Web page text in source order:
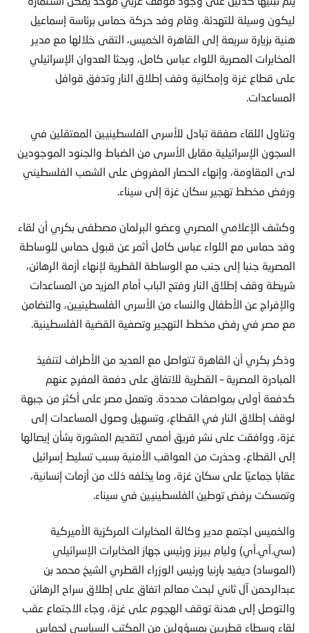
ليكون وسيلة للتهدئة. وقام وفد حركة حماس برئاسة إسماعيل
هنية بزيارة سريعة إلى القاهرة الخميس، التقى خلالها مع مدير
المخابرات المصرية اللواء عباس كامل، وبحثا العدوان الإسرائيلي
على قطاع غزة وإمكانية وقف إطلاق النار وتدفق قوافل
المساعدات.
وتناول اللقاء صفقة تبادل للأسرى الفلسطينيين المعتقلين في
السجون الإسرائيلية مقابل الأسرى من الضباط والجنود الموجودين
لدى المقاومة، وإنهاء الحصار المفروض على الشعب الفلسطيني
ورفض مخطط تهجير سكان غزة إلى سيناء.
وكشف الإعلامي المصري وعضو البرلمان مصطفى بكري أن لقاء
وفد حماس مع اللواء عباس كامل أثمر عن قبول حماس للوساطة
المصرية جنبا إلى جنب مع الوساطة القطرية لإنهاء أزمة الرهائن،
شريطة وقف إطلاق النار وفتح الباب أمام المزيد من المساعدات
والإفراج عن الأطفال والنساء من الأسرى الفلسطينيين، والتضامن
مع مصر في رفض مخطط التهجير وتصفية القضية الفلسطينية.
وذكر بكري أن القاهرة تتواصل مع العديد من الأطراف لتنفيذ
المبادرة المصرية – القطرية للاتفاق على دفعة المفرج عنهم
كدفعة أولى بمواصفات محددة. وتعمل مصر على أكثر من جبهة
لوقف إطلاق النار في القطاع، وتسهيل وصول المساعدات إلى
غزة، ووافقت على نشر فريق أممي لتقديم المشورة بشأن إيصالها
إلى القطاع، وحذرت من العواقب الأمنية بسبب تسليط إسرائيل
عقابا جماعيّا على سكان غزة، وما يخلفه ذلك من أزمات إنسانية،
وتمسكت برفض توطين الفلسطينيين في سيناء.
والخميس اجتمع مدير وكالة المخابرات المركزية الأميركية
(سي.آي.أي) وليام بيرنز ورئيس جهاز المخابرات الإسرائيلي
(الموساد) ديفيد بارنيا ورئيس الوزراء القطري الشيخ محمد بن
عبدالرحمن آل ثاني لبحث معالم اتفاق على إطلاق سراح الرهائن
والتوصل إلى هدنة توقف الهجوم على غزة، وجاء الاجتماع عقب
لقاء وسطاء قطريين بمسؤولين من المكتب السياسي لحماس